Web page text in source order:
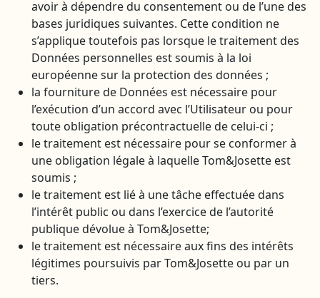
avoir à dépendre du consentement ou de l’une des
bases juridiques suivantes. Cette condition ne
s’applique toutefois pas lorsque le traitement des
Données personnelles est soumis à la loi
européenne sur la protection des données ;
la fourniture de Données est nécessaire pour
l’exécution d’un accord avec l’Utilisateur ou pour
toute obligation précontractuelle de celui-ci ;
le traitement est nécessaire pour se conformer à
une obligation légale à laquelle Tom&Josette est
soumis ;
le traitement est lié à une tâche effectuée dans
l’intérêt public ou dans l’exercice de l’autorité
publique dévolue à Tom&Josette;
le traitement est nécessaire aux fins des intérêts
légitimes poursuivis par Tom&Josette ou par un
tiers.